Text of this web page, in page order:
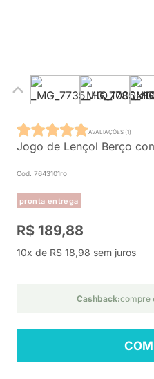
Jogo de Lençol Berço
Cod. 7643101ro
pronta entrega
AVALIAÇÕES (1)
R$ 189,88
10x de R$ 18,98 sem juros
Cashback:compre